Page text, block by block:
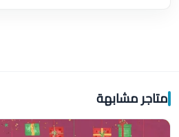
متاجر مشابهة